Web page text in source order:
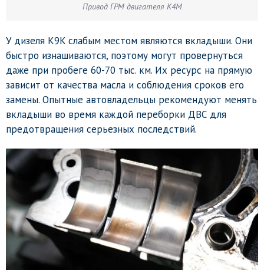
Привод ГРМ двигателя K4M
У дизеля K9K слабым местом являются вкладыши. Они
быстро изнашиваются, поэтому могут провернуться
даже при пробеге 60-70 тыс. км. Их ресурс на прямую
зависит от качества масла и соблюдения сроков его
замены. Опытные автовладельцы рекомендуют менять
вкладыши во время каждой переборки ДВС для
предотвращения серьезных последствий.